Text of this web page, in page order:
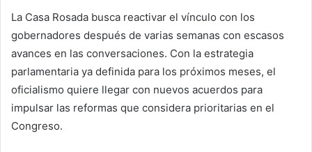
La Casa Rosada busca reactivar el vínculo con los
gobernadores después de varias semanas con escasos
avances en las conversaciones. Con la estrategia
parlamentaria ya definida para los próximos meses, el
oficialismo quiere llegar con nuevos acuerdos para
impulsar las reformas que considera prioritarias en el
Congreso.